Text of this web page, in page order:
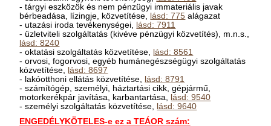
- tárgyi eszközök és nem pénzügyi immateriális javak
bérbeadása, lízingje, közvetítése, lásd: 775 alágazat
- utazási iroda tevékenységei, lásd: 7911
- üzletviteli szolgáltatás (kivéve pénzügyi közvetítés), m.n.s.,
lásd: 8240
- oktatási szolgáltatás közvetítése, lásd: 8561
- orvosi, fogorvosi, egyéb humánegészségügyi szolgáltatás
közvetítése, lásd: 8697
- lakóotthoni ellátás közvetítése, lásd: 8791
- számítógép, személyi, háztartási cikk, gépjármű,
motorkerékpár javítása, karbantartása, lásd: 9540
- személyi szolgáltatás közvetítése, lásd: 9640
ENGEDÉLYKÖTELES-e ez a TEÁOR szám: